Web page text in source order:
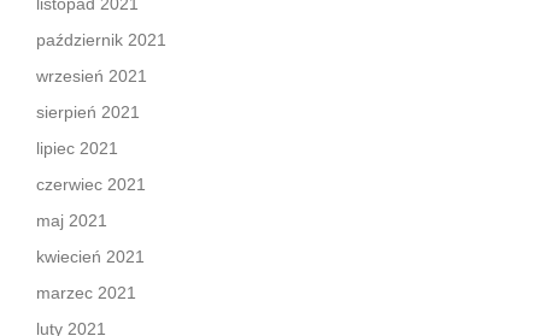
październik 2021
wrzesień 2021
sierpień 2021
lipiec 2021
czerwiec 2021
maj 2021
kwiecień 2021
marzec 2021
luty 2021